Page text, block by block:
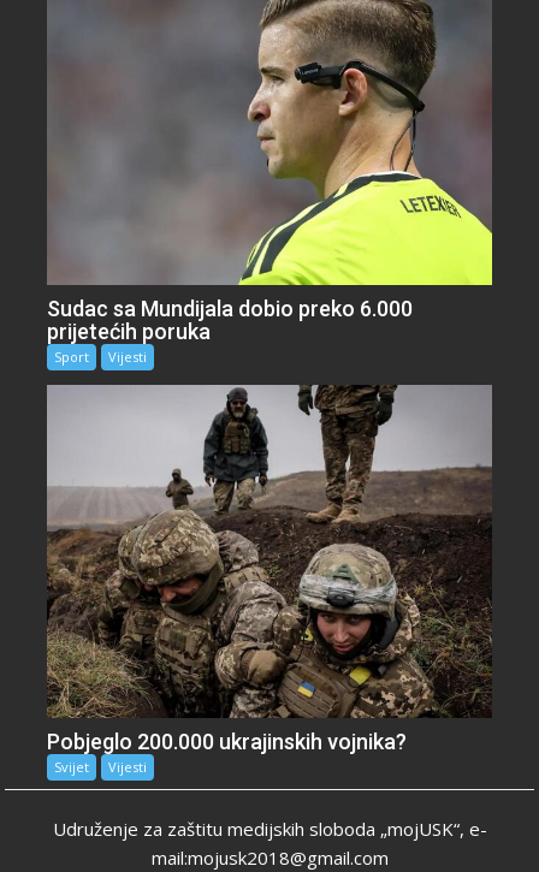
Sudac sa Mundijala dobio preko 6.000
prijetećih poruka
Sport Vijesti
Pobjeglo 200.000 ukrajinskih vojnika?
Svijet Vijesti
Udruženje za zaštitu medijskih sloboda „mojUSK“, e-
mail:mojusk2018@gmail.com